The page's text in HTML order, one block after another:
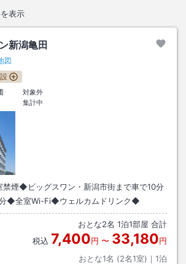
表示
新潟亀田
図
対象外
集計中
煙◆ビッグスワン・新潟市街まで車で10分
◆全室Wi-Fi◆ウェルカムドリンク◆
おとな2名 1泊1部屋 合計
税込 7,400円 〜 33,180円
おとな1名 (2名1室)｜ 1泊